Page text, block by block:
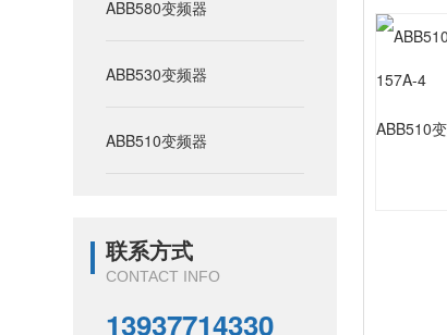
ABB580变频器
ABB530变频器
ABB510变频器
联系方式
CONTACT INFO
13937714330
ABB510